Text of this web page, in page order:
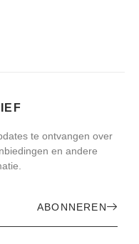
te ontvangen over
en andere
ABONNEREN